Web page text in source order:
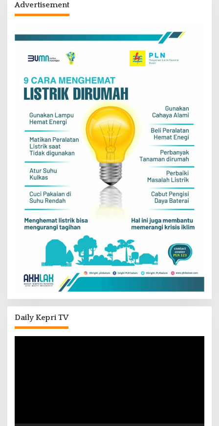
Advertisement
Daily Kepri TV